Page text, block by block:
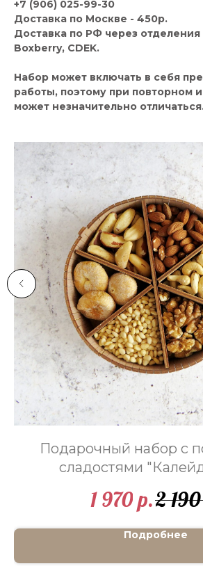
+7 (906) 025-99-30
Доставка по Москве - 450р.
Доставка по РФ через
Boxberry, CDEK.
Набор может включать в себя
работы, поэтому при повторном
может незначительно
Подарочный набор с
сладостями
1 970р.2 190
Подробнее